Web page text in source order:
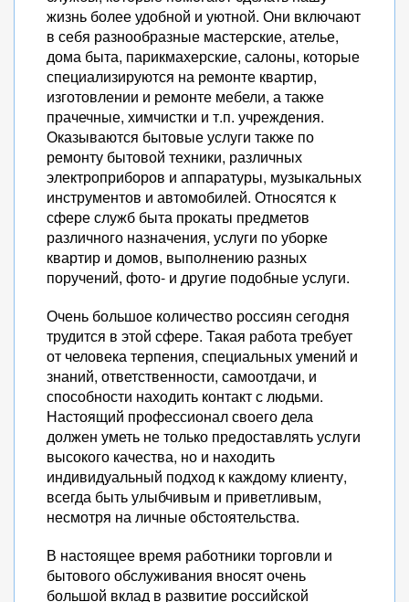
жизнь более удобной и уютной. Они включают
в себя разнообразные мастерские, ателье,
дома быта, парикмахерские, салоны, которые
специализируются на ремонте квартир,
изготовлении и ремонте мебели, а также
прачечные, химчистки и т.п. учреждения.
Оказываются бытовые услуги также по
ремонту бытовой техники, различных
электроприборов и аппаратуры, музыкальных
инструментов и автомобилей. Относятся к
сфере служб быта прокаты предметов
различного назначения, услуги по уборке
квартир и домов, выполнению разных
поручений, фото- и другие подобные услуги.
Очень большое количество россиян сегодня
трудится в этой сфере. Такая работа требует
от человека терпения, специальных умений и
знаний, ответственности, самоотдачи, и
способности находить контакт с людьми.
Настоящий профессионал своего дела
должен уметь не только предоставлять услуги
высокого качества, но и находить
индивидуальный подход к каждому клиенту,
всегда быть улыбчивым и приветливым,
несмотря на личные обстоятельства.
В настоящее время работники торговли и
бытового обслуживания вносят очень
большой вклад в развитие российской